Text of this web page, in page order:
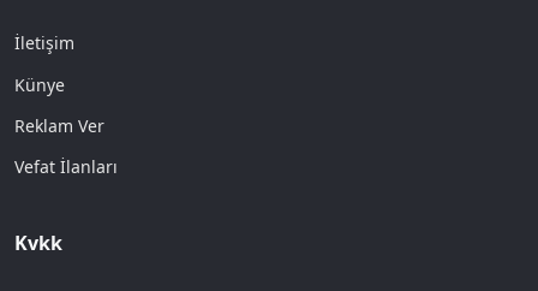
İletişim
Künye
Reklam Ver
Vefat İlanları
Kvkk